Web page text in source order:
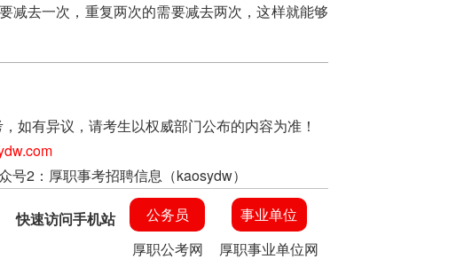
去一次，重复两次的需要减去两次，这样就能够
如有异议，请考生以权威部门公布的内容为准！
2：厚职事考招聘信息（kaosydw）
快速访问手机站
公务员
厚职公考网
事业单位
厚职事业单位网